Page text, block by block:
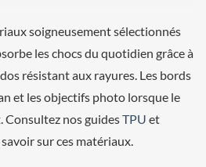
soigneusement sélectionnés
les chocs du quotidien grâce à
résistant aux rayures. Les bords
et les objectifs photo lorsque le
Consultez nos guidesTPU et
sur ces matériaux.